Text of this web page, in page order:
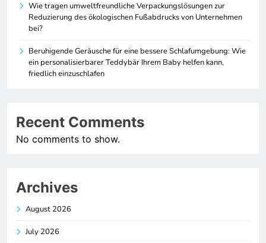
Wie tragen umweltfreundliche Verpackungslösungen zur
Reduzierung des ökologischen Fußabdrucks von Unternehmen
bei?
Beruhigende Geräusche für eine bessere Schlafumgebung: Wie
ein personalisierbarer Teddybär Ihrem Baby helfen kann,
friedlich einzuschlafen
Recent Comments
No comments to show.
Archives
August 2026
July 2026